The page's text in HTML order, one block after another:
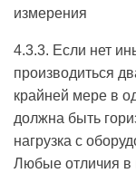
измерения
4.3.3. Если нет
производиться
крайней мере в
должна быть
нагрузка с
Любые отличия в